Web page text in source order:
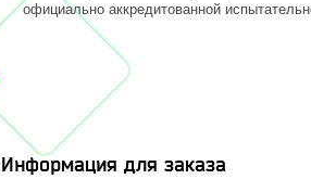
официально аккредитованной
Информация для заказа